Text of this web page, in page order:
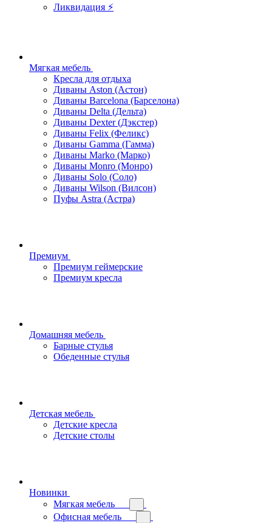
Ликвидация ⚡
Мягкая мебель
Кресла для отдыха
Диваны Aston (Астон)
Диваны Barcelona (Барселона)
Диваны Delta (Дельта)
Диваны Dexter (Дэкстер)
Диваны Felix (Феликс)
Диваны Gamma (Гамма)
Диваны Marko (Марко)
Диваны Monro (Монро)
Диваны Solo (Соло)
Диваны Wilson (Вилсон)
Пуфы Astra (Астра)
Премиум
Премиум геймерские
Премиум кресла
Домашняя мебель
Барные стулья
Обеденные стулья
Детская мебель
Детские кресла
Детские столы
Новинки
Мягкая мебель
Офисная мебель